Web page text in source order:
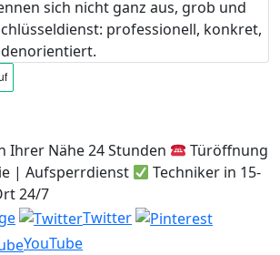
sich nicht ganz aus, grob und
professionell, konkret,
Ihrer Nähe 24 Stunden
Türöffnung
| Aufsperrdienst
Techniker in 15-
24/7
Twitter
YouTube